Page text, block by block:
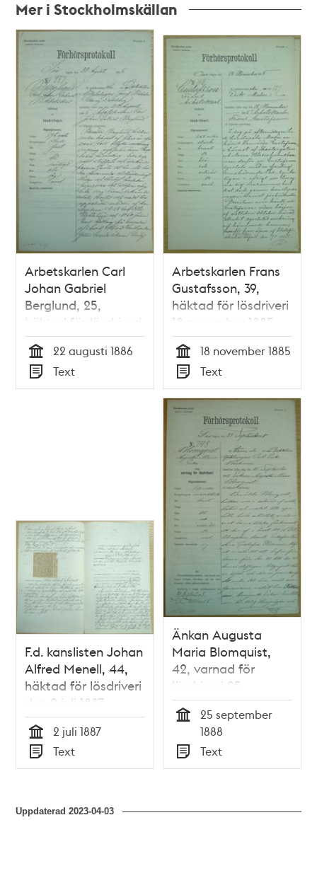
Mer i Stockholmskällan
Relaterade
teman
Arbetskarlen Carl
Johan Gabriel
Berglund, 25,
häktad för lösdriveri
22 augusti 1886 -
polisförhör
Tid
22 augusti 1886
Typ
Text
Arbetskarlen Frans
Gustafsson, 39,
häktad för lösdriveri
18 november 1885 -
polisförhör
Tid
18 november 1885
Typ
Text
F.d. kanslisten Johan
Alfred Menell, 44,
häktad för lösdriveri
den 2 juli 1887 –
förhörsprotokoll
Tid
2 juli 1887
Typ
Text
Änkan Augusta
Maria Blomquist,
42, varnad för
lösdriveri 25
september 1888 -
polisförhör
25 september
1888
Typ
Text
Uppdaterad2023-04-03